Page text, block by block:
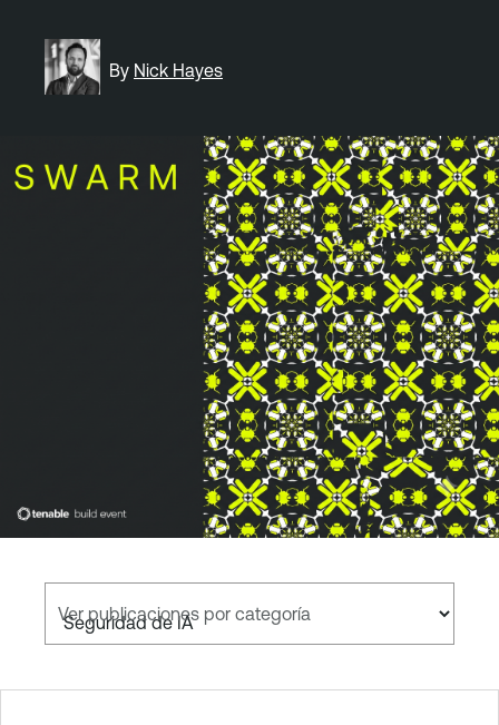
By Nick Hayes
Ver publicaciones por categoría